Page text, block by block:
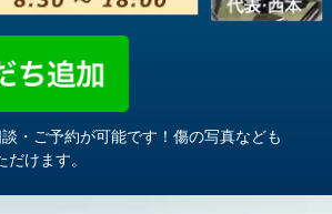
・ご予約が可能です！傷の写真なども
けます。